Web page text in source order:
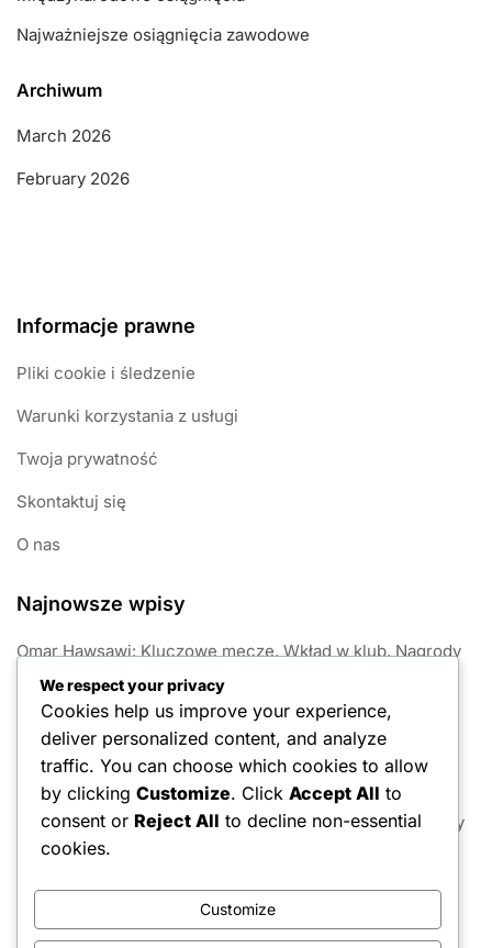
Najważniejsze osiągnięcia zawodowe
Archiwum
March 2026
February 2026
Informacje prawne
Pliki cookie i śledzenie
Warunki korzystania z usługi
Twoja prywatność
Skontaktuj się
O nas
Najnowsze wpisy
Omar Hawsawi: Kluczowe mecze, Wkład w klub, Nagrody
Omar Hawsawi: Wczesne życie, Kariera klubowa, Wpływ
międzynarodowy
Mohammed Kanno: Tło, Sukcesy klubowe, Osiągnięcia
międzynarodowe
Fahad Al-Muwallad: Kluczowe występy, nagrody, sukcesy
klubowe
Yasser Al-Fahad: Osiągnięcia międzynarodowe,
Osiągnięcia klubowe, Obecność międzynarodowa
We respect your privacy
Cookies help us improve your experience,
deliver personalized content, and analyze
traffic. You can choose which cookies to allow
by clicking Customize. Click Accept All to
consent or Reject All to decline non-essential
cookies.
Customize